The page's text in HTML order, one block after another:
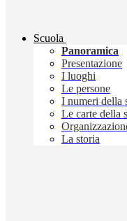
Scuola
Panoramica
Presentazione
I luoghi
Le persone
I numeri della
Le carte della
La storia